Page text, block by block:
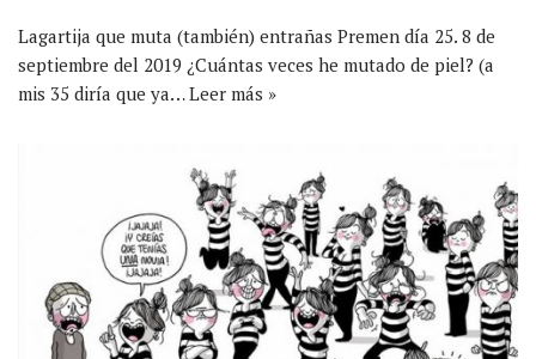
Lagartija que muta (también) entrañas Premen día 25. 8 de
septiembre del 2019 ¿Cuántas veces he mutado de piel? (a
mis 35 diría que ya…Leer más »